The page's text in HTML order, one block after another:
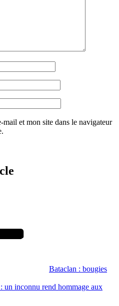
et mon site dans le navigateur
Bataclan : bougies
un inconnu rend hommage aux